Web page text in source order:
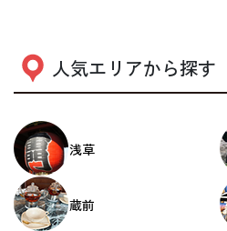
人気エリアから探す
浅草
蔵前